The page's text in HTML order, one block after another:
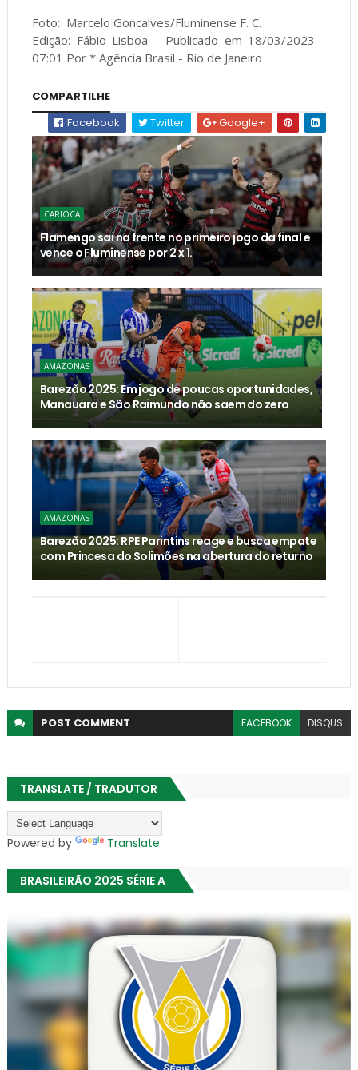
Foto: Marcelo Goncalves/Fluminense F. C.
Edição: Fábio Lisboa - Publicado em 18/03/2023 -
07:01 Por * Agência Brasil - Rio de Janeiro
COMPARTILHE
Facebook
Twitter Google+
CARIOCA
Flamengo sai na frente no primeiro jogo da final e
vence o Fluminense por 2 x 1.
AMAZONAS
Barezão 2025: Em jogo de poucas oportunidades,
Manauara e São Raimundo não saem do zero
AMAZONAS
Barezão 2025: RPE Parintins reage e busca empate
com Princesa do Solimões na abertura do returno
POST COMMENT FACEBOOK DISQUS
TRANSLATE / TRADUTOR
Powered by Translate
BRASILEIRÃO 2025 SÉRIE A